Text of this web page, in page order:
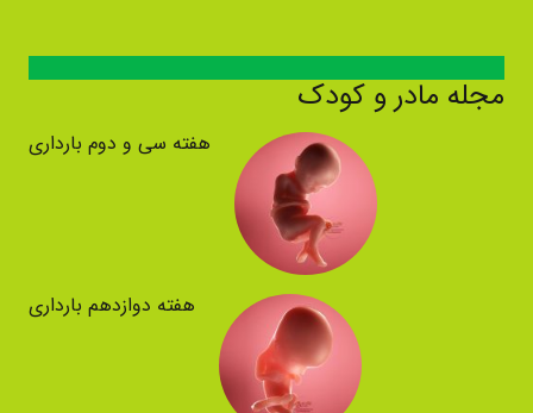
مجله مادر و کودک
هفته سی و دوم بارداری
هفته دوازدهم بارداری